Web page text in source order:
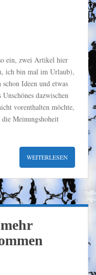
ein, zwei Artikel hier
ich bin mal im Urlaub),
Ideen und etwas
dazwischen
vorenthalten möchte,
Meinungshoheit
WEITERLESEN